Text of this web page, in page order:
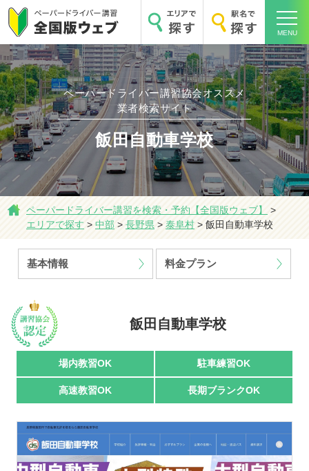
MENU
ホーム
エリアで探す
駅名で探す
おすすめ業者
ペーパードライバー講習協会オススメ
業者検索サイト
飯田自動車学校
ペーパードライバー講習を検索・予約【全国版ウェブ】
>
エリアで探す > 中部 > 長野県 > 泰阜村 > 飯田自動車学校
基本情報 料金プラン
飯田自動車学校
場内教習OK 駐車練習OK
高速教習OK 長期ブランクOK